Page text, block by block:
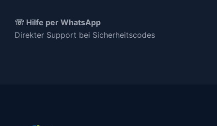
☏ Hilfe per WhatsApp
Direkter Support bei Sicherheitscodes